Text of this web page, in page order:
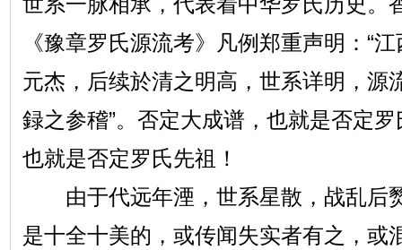
《豫章罗氏源流考》凡例郑重声明：“
元杰，后续於清之明高，世系详明，源
録之参稽”。否定大成谱，也就是否定
也就是否定罗氏先祖！
由于代远年湮，世系星散，战乱后
是十全十美的，或传闻失实者有之，或